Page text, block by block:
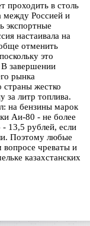
проходить в столь
между Россией и
экспортные
настаивала на
отменить
это
завершении
рынка
страны жестко
за литр топлива.
на бензины марок
Аи-80 - не более
- 13,5 рублей, если
Поэтому любые
вопросе чреваты и
казахстанских